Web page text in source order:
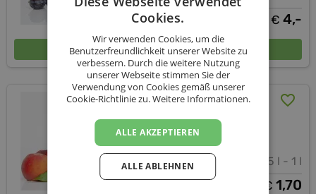
€ 4,-
In den Warenkorb
Pfirsichnektar
Gangl´s Fruchtsaft
0,25 l - 1 l
€ 1,70
Cookies.
Wir verwenden Cookies, um die
Benutzerfreundlichkeit unserer Website zu
verbessern. Durch die weitere Nutzung
unserer Webseite stimmen Sie der
Verwendung von Cookies gemäß unserer
Cookie-Richtlinie zu.Weitere Informationen.
ALLE AKZEPTIEREN
ALLE ABLEHNEN